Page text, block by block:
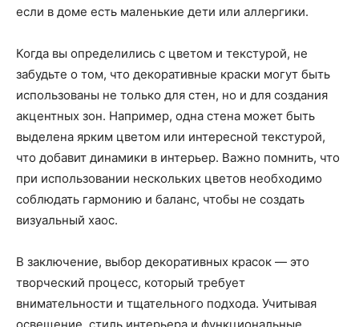
если в доме есть маленькие дети или аллергики.
Когда вы определились с цветом и текстурой, не
забудьте о том, что декоративные краски могут быть
использованы не только для стен, но и для создания
акцентных зон. Например, одна стена может быть
выделена ярким цветом или интересной текстурой,
что добавит динамики в интерьер. Важно помнить, что
при использовании нескольких цветов необходимо
соблюдать гармонию и баланс, чтобы не создать
визуальный хаос.
В заключение, выбор декоративных красок — это
творческий процесс, который требует
внимательности и тщательного подхода. Учитывая